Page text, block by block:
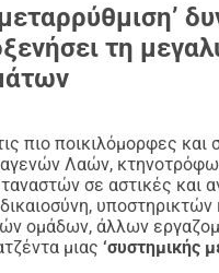
δίκτυα μικρών
αλυσίδα, εργάτες
για όλους και
Via Campesina, οι
Αλιέων, η Παγκόσμια
Προώθηση της
της συστημικής
τη
πιο ποικιλόμορφες και
Λαών,
σε αστικές και
ομάδων, άλλων
μιας ‘συστημικής